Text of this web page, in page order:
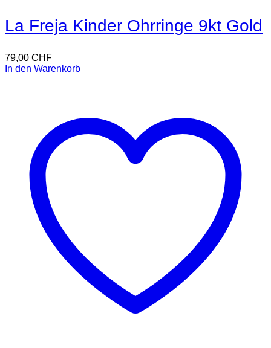
La Freja Kinder Ohrringe 9kt Gold
79,00 CHF
In den Warenkorb